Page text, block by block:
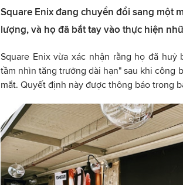
Square Enix đang chuyển đổi sang một
lượng, và họ đã bắt tay vào thực hiện
Square Enix vừa xác nhận rằng họ đã
tầm nhìn tăng trưởng dài hạn" sau khi công
mắt. Quyết định này được thông báo trong